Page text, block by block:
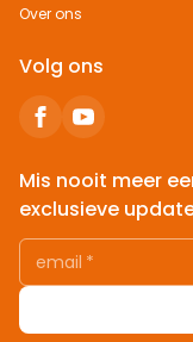
Over ons
Volg ons
Mis nooit meer
exclusieve
email *